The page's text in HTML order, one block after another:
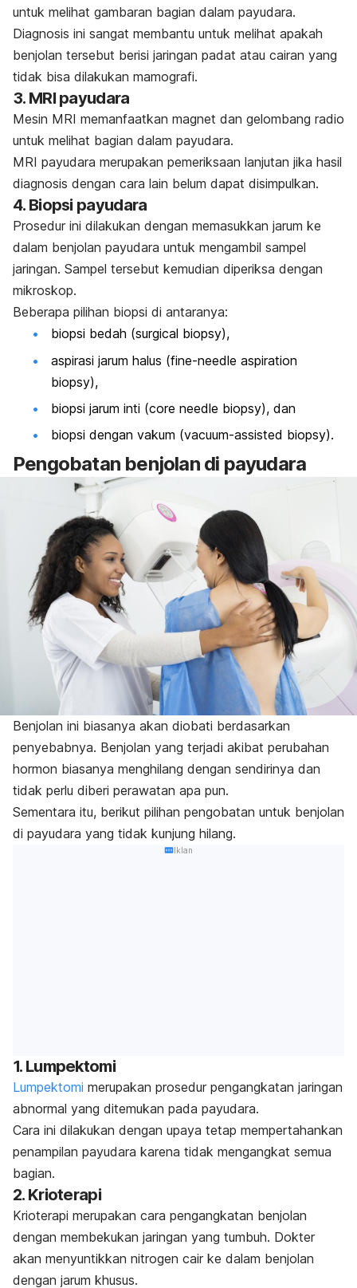
untuk melihat gambaran bagian dalam payudara.
Diagnosis ini sangat membantu untuk melihat apakah
benjolan tersebut berisi jaringan padat atau cairan yang
tidak bisa dilakukan mamografi.
3. MRI payudara
Mesin MRI memanfaatkan magnet dan gelombang radio
untuk melihat bagian dalam payudara.
MRI payudara merupakan pemeriksaan lanjutan jika hasil
diagnosis dengan cara lain belum dapat disimpulkan.
4. Biopsi payudara
Prosedur ini dilakukan dengan memasukkan jarum ke
dalam benjolan payudara untuk mengambil sampel
jaringan. Sampel tersebut kemudian diperiksa dengan
mikroskop.
Beberapa pilihan biopsi di antaranya:
biopsi bedah (surgical biopsy),
aspirasi jarum halus (fine-needle aspiration
biopsy),
biopsi jarum inti (core needle biopsy), dan
biopsi dengan vakum (vacuum-assisted biopsy).
Pengobatan benjolan di payudara
Benjolan ini biasanya akan diobati berdasarkan
penyebabnya. Benjolan yang terjadi akibat perubahan
hormon biasanya menghilang dengan sendirinya dan
tidak perlu diberi perawatan apa pun.
Sementara itu, berikut pilihan pengobatan untuk benjolan
di payudara yang tidak kunjung hilang.
Iklan
1. Lumpektomi
Lumpektomi merupakan prosedur pengangkatan jaringan
abnormal yang ditemukan pada payudara.
Cara ini dilakukan dengan upaya tetap mempertahankan
penampilan payudara karena tidak mengangkat semua
bagian.
2. Krioterapi
Krioterapi merupakan cara pengangkatan benjolan
dengan membekukan jaringan yang tumbuh. Dokter
akan menyuntikkan nitrogen cair ke dalam benjolan
dengan jarum khusus.